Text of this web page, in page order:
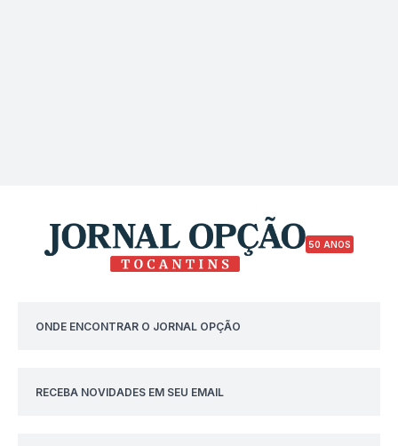
50 ANOS
ONDE ENCONTRAR O JORNAL OPÇÃO
RECEBA NOVIDADES EM SEU EMAIL